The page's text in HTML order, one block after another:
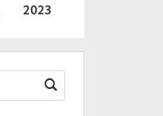
2023